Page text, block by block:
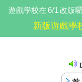
遊戲學校在 6/1改版
新版遊戲學
這